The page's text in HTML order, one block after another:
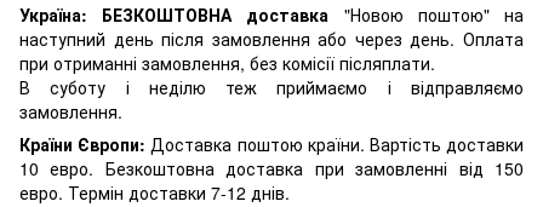
Україна: БЕЗКОШТОВНА доставка "Новою поштою" на
наступний день після замовлення або через день. Оплата
при отриманні замовлення, без комісії післяплати.
В суботу і неділю теж приймаємо і відправляємо
замовлення.
Країни Європи: Доставка поштою країни. Вартість доставки
10 евро. Безкоштовна доставка при замовленні від 150
евро. Термін доставки 7-12 днів.